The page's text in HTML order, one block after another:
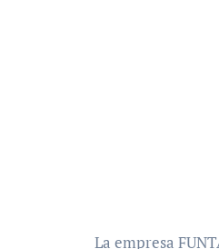
La empresa FUNTAUSA ha obtenido la gestión de la plaza de toros de Trujillo y ya ha anunciado el cartel